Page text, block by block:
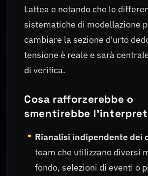
Lattea e notando che le
sistematiche di modellazione
cambiare la sezione d'urto
tensione è reale e sarà
di verifica.
Cosa rafforzerebbe o
smentirebbe
Rianalisi indipendente dei
team che utilizzano diversi
fondo, selezioni di eventi o